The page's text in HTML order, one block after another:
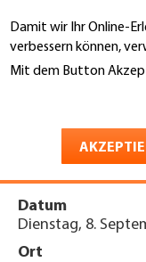
Damit wir Ihr Online-
verbessern können,
Mit dem Button
zum
Inhalt
forum
Radikale
Datum
Dienstag, 8.
Ort